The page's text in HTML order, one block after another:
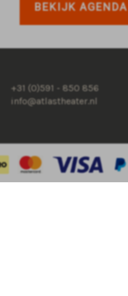
BEKIJK AGENDA
+31 (0)591 - 850 856
info@atlastheater.nl